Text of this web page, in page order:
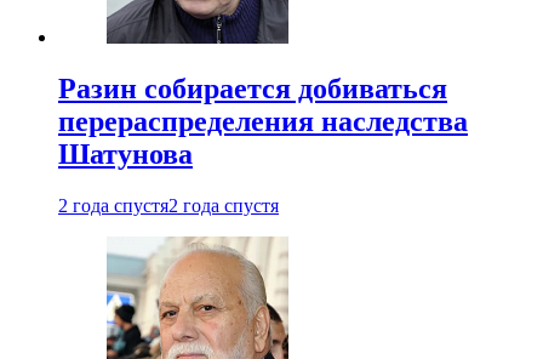
Разин собирается добиваться
перераспределения наследства
Шатунова
2 года спустя2 года спустя